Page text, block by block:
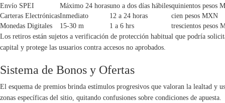
Envío SPEI
Máximo 24 horasuno a dos días hábilesquinientos pesos
Carteras ElectrónicasInmediato 12 a 24 horas
cien pesos MXN
Monedas Digitales
15-30 m 1 a 6 hrs
trescientos pesos
Los retiros están sujetos a verificación de protección habitual que podría
capital y protege las usuarios contra accesos no aprobados.
Sistema de Bonos y Ofertas
El esquema de premios brinda estímulos progresivos que valoran la lealtad y
zonas específicas del sitio, quitando confusiones sobre condiciones de apuesta.